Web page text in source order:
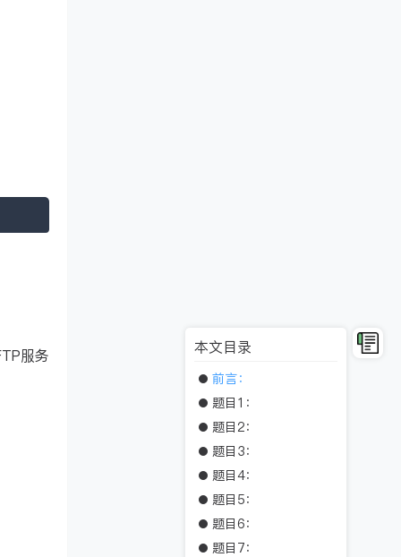
本文目录
前言：
题目1：
题目2：
题目3：
题目4：
题目5：
题目6：
题目7：
服务